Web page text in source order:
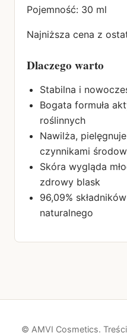
Pojemność: 30 ml
Najniższa cena z
Dlaczego warto
Stabilna i
Bogata formuła
roślinnych
Nawilża,
czynnikami
Skóra wygląda
zdrowy blask
96,09%
naturalnego
© AMVI Cosmetics.